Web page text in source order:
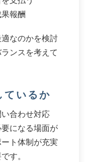
報酬
なのかを検討
ンスを考えて
ているか
合わせ対応
になる場面が
ト体制が充実
す。